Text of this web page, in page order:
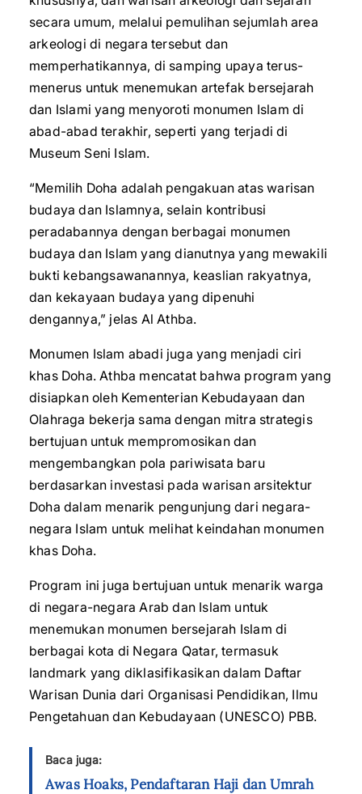
secara umum, melalui pemulihan sejumlah area
arkeologi di negara tersebut dan
memperhatikannya, di samping upaya terus-
menerus untuk menemukan artefak bersejarah
dan Islami yang menyoroti monumen Islam di
abad-abad terakhir, seperti yang terjadi di
Museum Seni Islam.
“Memilih Doha adalah pengakuan atas warisan
budaya dan Islamnya, selain kontribusi
peradabannya dengan berbagai monumen
budaya dan Islam yang dianutnya yang mewakili
bukti kebangsawanannya, keaslian rakyatnya,
dan kekayaan budaya yang dipenuhi
dengannya,” jelas Al Athba.
Monumen Islam abadi juga yang menjadi ciri
khas Doha. Athba mencatat bahwa program yang
disiapkan oleh Kementerian Kebudayaan dan
Olahraga bekerja sama dengan mitra strategis
bertujuan untuk mempromosikan dan
mengembangkan pola pariwisata baru
berdasarkan investasi pada warisan arsitektur
Doha dalam menarik pengunjung dari negara-
negara Islam untuk melihat keindahan monumen
khas Doha.
Program ini juga bertujuan untuk menarik warga
di negara-negara Arab dan Islam untuk
menemukan monumen bersejarah Islam di
berbagai kota di Negara Qatar, termasuk
landmark yang diklasifikasikan dalam Daftar
Warisan Dunia dari Organisasi Pendidikan, Ilmu
Pengetahuan dan Kebudayaan (UNESCO) PBB.
Baca juga:
Awas Hoaks, Pendaftaran Haji dan Umrah